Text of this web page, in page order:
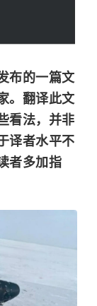
布的一篇文
。翻译此文
看法，并非
译者水平不
者多加指